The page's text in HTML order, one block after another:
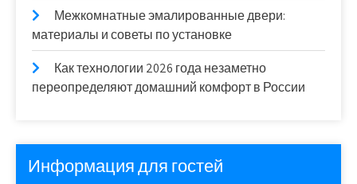
Межкомнатные эмалированные двери:
материалы и советы по установке
Как технологии 2026 года незаметно
переопределяют домашний комфорт в России
Информация для гостей